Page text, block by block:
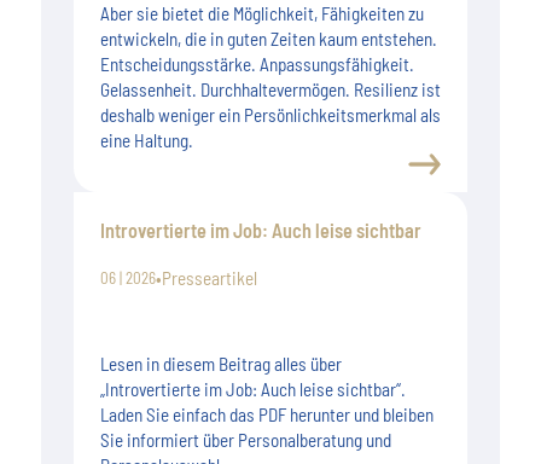
Aber sie bietet die Möglichkeit, Fähigkeiten zu
entwickeln, die in guten Zeiten kaum entstehen.
Entscheidungsstärke. Anpassungsfähigkeit.
Gelassenheit. Durchhaltevermögen. Resilienz ist
deshalb weniger ein Persönlichkeitsmerkmal als
eine Haltung.
Introvertierte im Job: Auch leise sichtbar
06 | 2026•Presseartikel
Lesen in diesem Beitrag alles über
„Introvertierte im Job: Auch leise sichtbar“.
Laden Sie einfach das PDF herunter und bleiben
Sie informiert über Personalberatung und